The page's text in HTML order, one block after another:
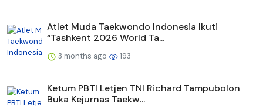
Atlet Muda Taekwondo Indonesia Ikuti
“Tashkent 2026 World Ta...
3 months ago 193
Ketum PBTI Letjen TNI Richard Tampubolon
Buka Kejurnas Taekw...